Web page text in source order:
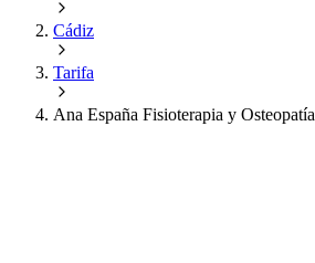
Cádiz
Tarifa
Ana España Fisioterapia y Osteopatía